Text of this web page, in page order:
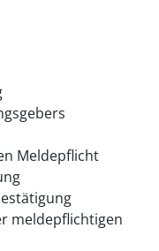
Meldepflicht
meldepflichtigen